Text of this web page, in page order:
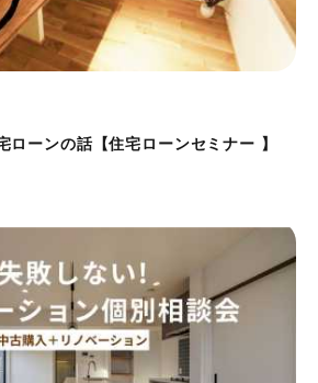
ローンの話【住宅ローンセミナー 】